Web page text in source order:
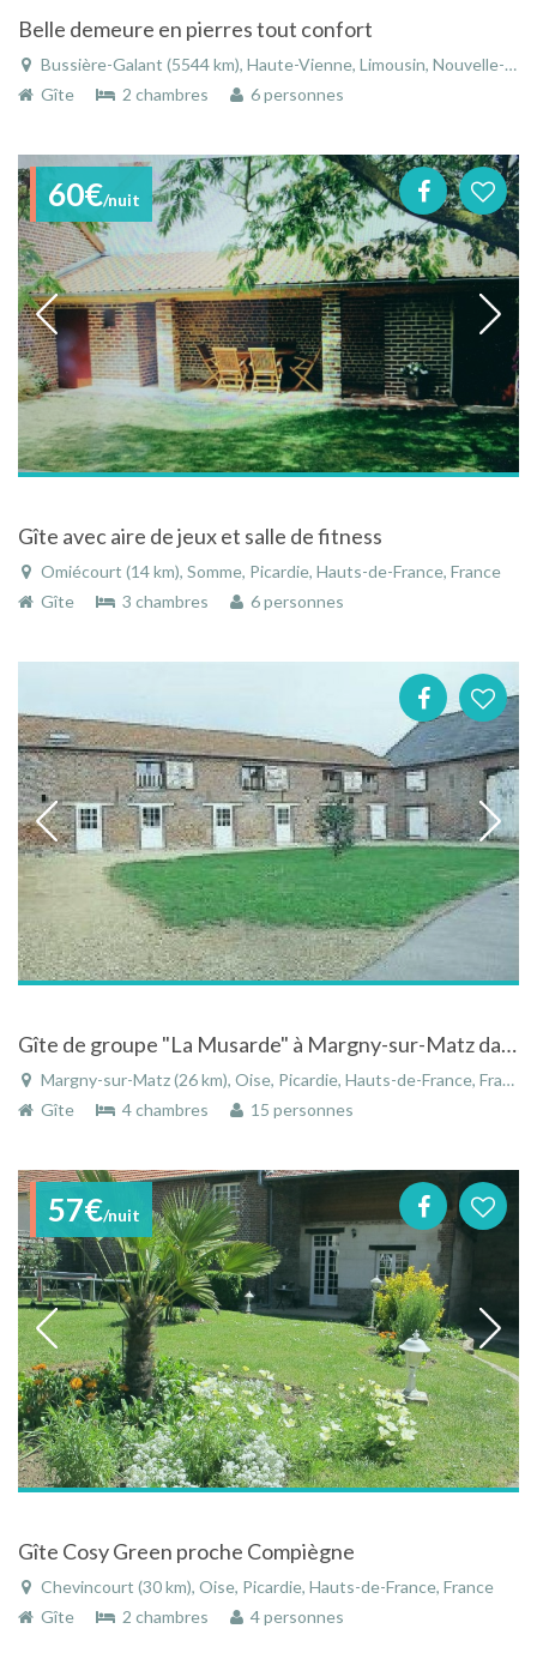
Belle demeure en pierres tout confort
Bussière-Galant (5544 km), Haute-Vienne, Limousin, Nouvelle-Aquitaine, France
Gîte
2 chambres 6 personnes
60€/nuit
Gîte avec aire de jeux et salle de fitness
Omiécourt (14 km), Somme, Picardie, Hauts-de-France, France
Gîte
3 chambres 6 personnes
Gîte de groupe "La Musarde" à Margny-sur-Matz dans l'Oise en Picardie
Margny-sur-Matz (26 km), Oise, Picardie, Hauts-de-France, France
Gîte
4 chambres 15 personnes
57€/nuit
Gîte Cosy Green proche Compiègne
Chevincourt (30 km), Oise, Picardie, Hauts-de-France, France
Gîte
2 chambres 4 personnes